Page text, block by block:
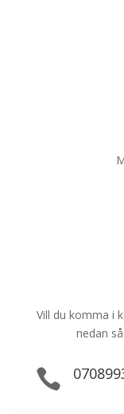
Vill du komma i
nedan
